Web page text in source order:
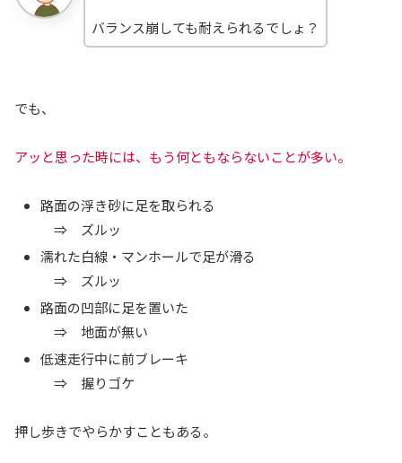
バランス崩しても耐えられるでしょ？
でも、
アッと思った時には、もう何ともならないことが多い。
路面の浮き砂に足を取られる
⇒ ズルッ
濡れた白線・マンホールで足が滑る
⇒ ズルッ
路面の凹部に足を置いた
⇒ 地面が無い
低速走行中に前ブレーキ
⇒ 握りゴケ
押し歩きでやらかすこともある。